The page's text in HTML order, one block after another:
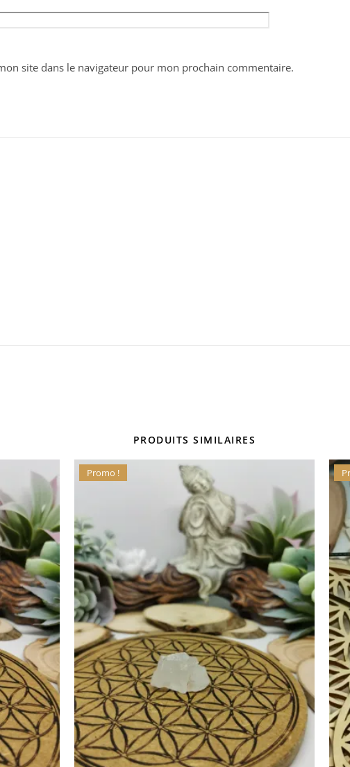
site dans le navigateur pour mon prochain commentaire.
PRODUITS SIMILAIRES
Promo !